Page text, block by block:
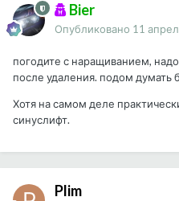
Bier
Опубликовано 11
погодите с наращиванием,
после удаления. подом думать
Хотя на самом деле
синуслифт.
Plim